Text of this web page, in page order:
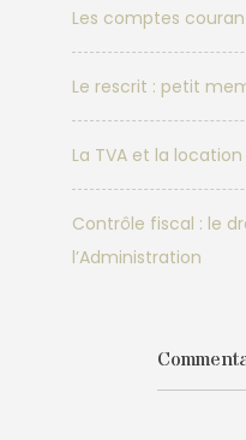
Les comptes
Le rescrit : petit
La TVA et la
Contrôle fiscal : le
l’Administration